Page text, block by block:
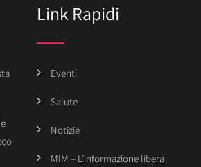
Link Rapidi
Eventi
Salute
Notizie
MIM – L’informazione libera